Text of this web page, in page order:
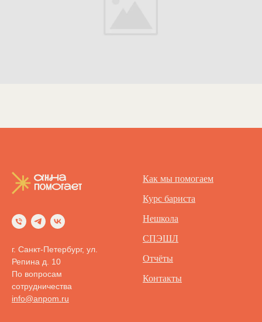
г. Санкт-Петербург, ул.
Репина д. 10
По вопросам
сотрудничества
info@anpom.ru
Как мы помогаем
Курс бариста
Нешкола
СПЭШЛ
Отчёты
Контакты